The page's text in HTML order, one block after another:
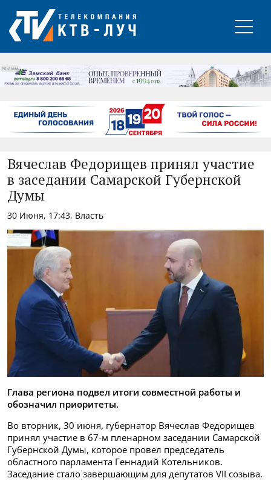
РЕКЛАМА
Вячеслав Федорищев принял участие
в заседании Самарской Губернской
Думы
30 Июня, 17:43, Власть
Глава региона подвел итоги совместной работы и
обозначил приоритеты.
Во вторник, 30 июня, губернатор Вячеслав Федорищев
принял участие в 67-м пленарном заседании Самарской
Губернской Думы, которое провел председатель
областного парламента Геннадий Котельников.
Заседание стало завершающим для депутатов VII созыва.